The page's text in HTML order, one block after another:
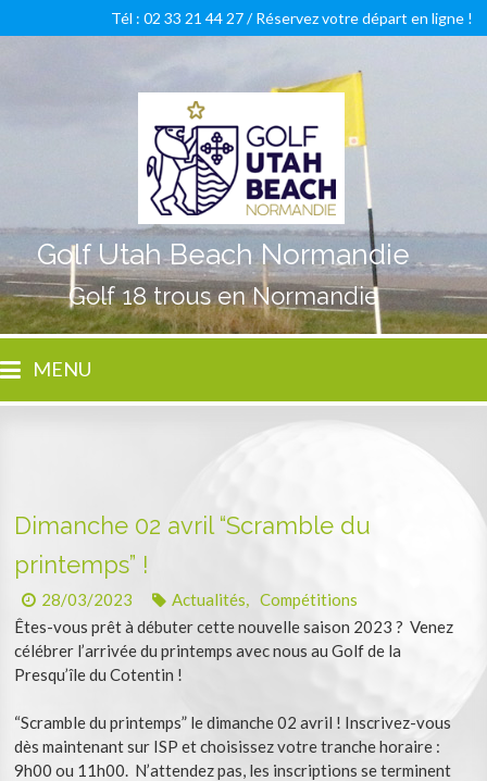
Golf Utah Beach Normandie
Golf 18 trous en Normandie
Tél : 02 33 21 44 27 /Réservez votre départ en ligne !
MENU
Dimanche 02 avril “Scramble du
printemps” !
28/03/2023 Actualités,
Compétitions
Êtes-vous prêt à débuter cette nouvelle saison 2023 ? Venez
célébrer l’arrivée du printemps avec nous au Golf de la
Presqu’île du Cotentin !
“Scramble du printemps” le dimanche 02 avril ! Inscrivez-vous
dès maintenant sur ISP et choisissez votre tranche horaire :
9h00 ou 11h00. N’attendez pas, les inscriptions se terminent